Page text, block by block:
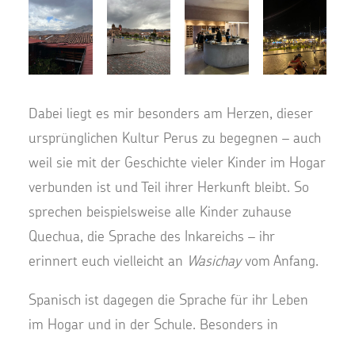
Dabei liegt es mir besonders am Herzen, dieser
ursprünglichen Kultur Perus zu begegnen – auch
weil sie mit der Geschichte vieler Kinder im Hogar
verbunden ist und Teil ihrer Herkunft bleibt. So
sprechen beispielsweise alle Kinder zuhause
Quechua, die Sprache des Inkareichs – ihr
erinnert euch vielleicht an Wasichayvom Anfang.
Spanisch ist dagegen die Sprache für ihr Leben
im Hogar und in der Schule. Besonders in